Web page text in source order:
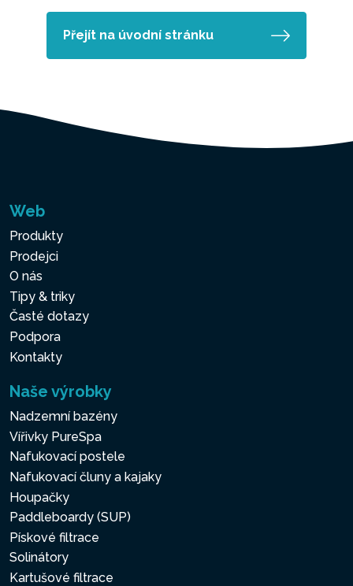
Přejít na úvodní stránku
Web
Produkty
Prodejci
O nás
Tipy & triky
Časté dotazy
Podpora
Kontakty
Naše výrobky
Nadzemní bazény
Vířivky PureSpa
Nafukovací postele
Nafukovací čluny a kajaky
Houpačky
Paddleboardy (SUP)
Pískové filtrace
Solinátory
Kartušové filtrace